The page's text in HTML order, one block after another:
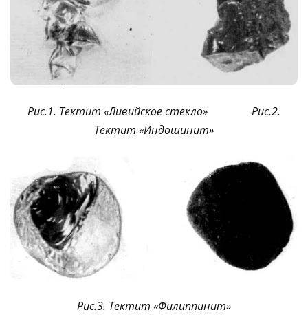
Рис.1. Тектит «Ливийское стекло»
Рис.2.
Тектит «Индошинит»
Рис.3. Тектит «Филиппинит»